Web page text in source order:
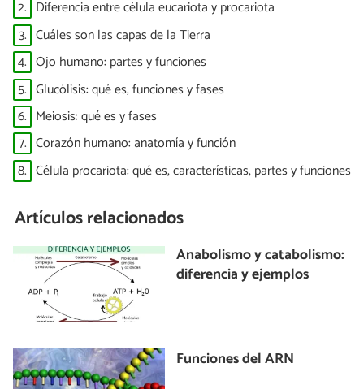
2. Diferencia entre célula eucariota y procariota
3. Cuáles son las capas de la Tierra
4. Ojo humano: partes y funciones
5. Glucólisis: qué es, funciones y fases
6. Meiosis: qué es y fases
7. Corazón humano: anatomía y función
8. Célula procariota: qué es, características, partes y funciones
Artículos relacionados
Anabolismo y catabolismo:
diferencia y ejemplos
Funciones del ARN